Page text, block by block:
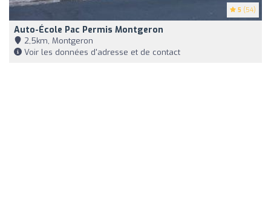
5 (54)
Auto-École Pac Permis Montgeron
2,5km, Montgeron
Voir les données d'adresse et de contact